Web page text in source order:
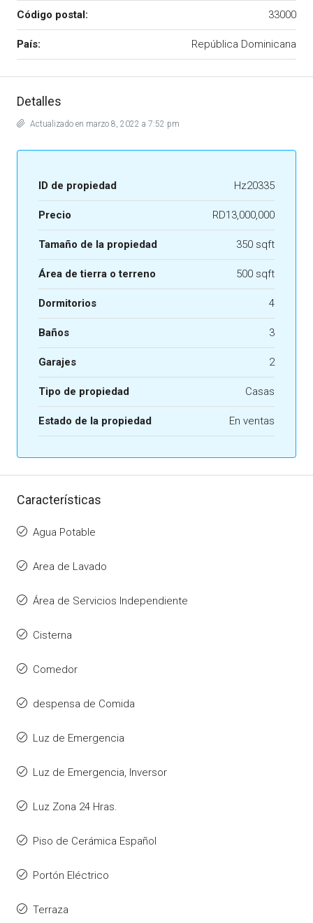
Código postal: 33000
País: República Dominicana
Detalles
Actualizado en marzo 8, 2022 a 7:52 pm
ID de propiedad Hz20335
Precio RD13,000,000
Tamaño de la propiedad 350 sqft
Área de tierra o terreno 500 sqft
Dormitorios 4
Baños 3
Garajes 2
Tipo de propiedad Casas
Estado de la propiedad En ventas
Características
Agua Potable
Area de Lavado
Área de Servicios Independiente
Cisterna
Comedor
despensa de Comida
Luz de Emergencia
Luz de Emergencia, Inversor
Luz Zona 24 Hras.
Piso de Cerámica Español
Portón Eléctrico
Terraza